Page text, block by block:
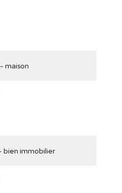
maison
bien immobilier